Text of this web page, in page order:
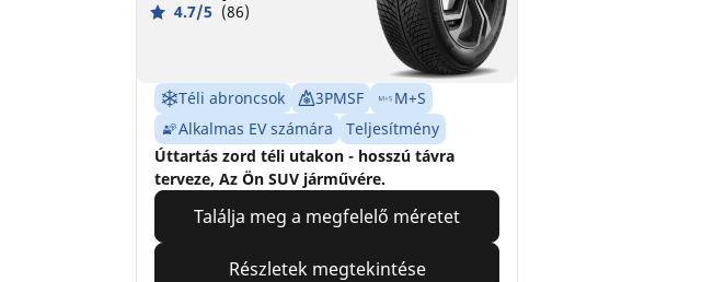
4.7/5 (86)
Téli abroncsok 3PMSF
M+S
Alkalmas EV számára
Teljesítmény
Úttartás zord téli utakon - hosszú távra
terveze, Az Ön SUV járművére.
Találja meg a megfelelő méretet
Részletek megtekintése